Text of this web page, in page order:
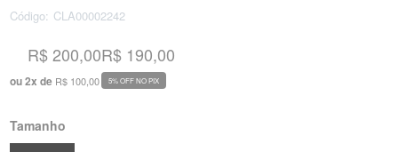
Código: CLA00002242
R$ 200,00
ou2x de R$ 100,00
R$ 190,00
5% OFF NO PIX
Tamanho